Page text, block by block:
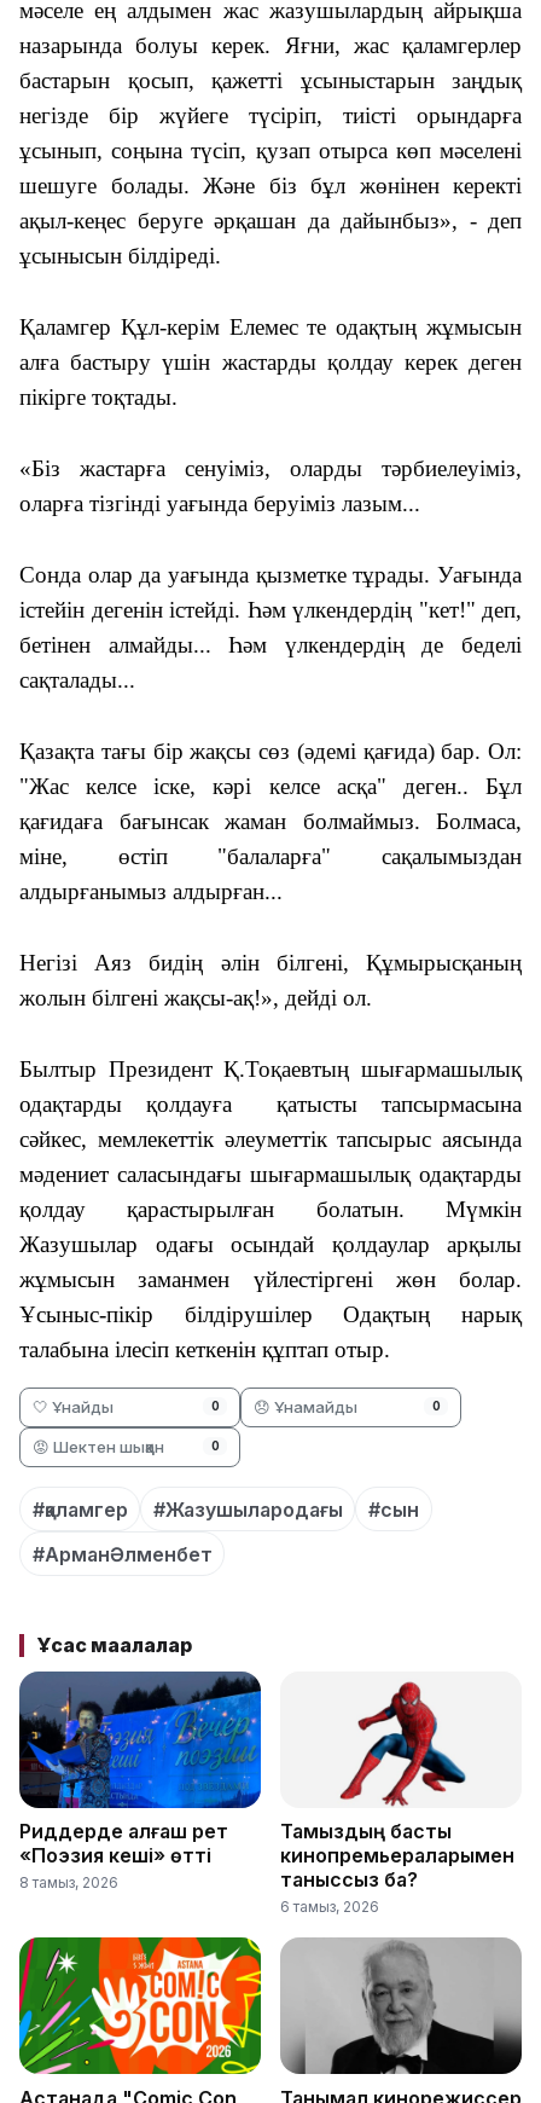
мәселе ең алдымен жас жазушылардың айрықша
назарында болуы керек. Яғни, жас қаламгерлер
бастарын қосып, қажетті ұсыныстарын заңдық
негізде бір жүйеге түсіріп, тиісті орындарға
ұсынып, соңына түсіп, қузап отырса көп мәселені
шешуге болады. Және біз бұл жөнінен керекті
ақыл-кеңес беруге әрқашан да дайынбыз», - деп
ұсынысын білдіреді.
Қаламгер Құл-керім Елемес те одақтың жұмысын
алға бастыру үшін жастарды қолдау керек деген
пікірге тоқтады.
«Біз жастарға сенуіміз, оларды тәрбиелеуіміз,
оларға тізгінді уағында беруіміз лазым...
Сонда олар да уағында қызметке тұрады. Уағында
істейін дегенін істейді. Һәм үлкендердің "кет!" деп,
бетінен алмайды... Һәм үлкендердің де беделі
сақталады...
Қазақта тағы бір жақсы сөз (әдемі қағида) бар. Ол:
"Жас келсе іске, кәрі келсе асқа" деген.. Бұл
қағидаға бағынсак жаман болмаймыз. Болмаса,
міне, өстіп "балаларға" сақалымыздан
алдырғанымыз алдырған...
Негізі Аяз бидің әлін білгені, Құмырысқаның
жолын білгені жақсы-ақ!», дейді ол.
Былтыр Президент Қ.Тоқаевтың шығармашылық
одақтарды қолдауға
қатысты тапсырмасына
сәйкес, мемлекеттік әлеуметтік тапсырыс аясында
мәдениет саласындағы шығармашылық одақтарды
қолдау қарастырылған болатын. Мүмкін
Жазушылар одағы осындай қолдаулар арқылы
жұмысын заманмен үйлестіргені жөн болар.
Ұсыныс-пікір білдірушілер Одақтың нарық
талабына ілесіп кеткенін құптап отыр.
🤍 Ұнайды 0 😞 Ұнамайды 0
😡 Шектен шыққан 0
#қаламгер #Жазушылародағы
#сын
#АрманӘлменбет
Ұқсас мақалалар
Риддерде алғаш рет
«Поэзия кеші» өтті
8 тамыз, 2026
Тамыздың басты
кинопремьераларымен
таныссыз ба?
6 тамыз, 2026
Астанада "Comic Con
Танымал кинорежиссер